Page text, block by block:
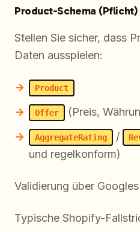
Product-Schema (Pflicht)
Stellen Sie sicher, dass
Daten ausspielen:
Product
Offer (Preis,
AggregateRating /
und regelkonform)
Validierung über
Typische Shopify-